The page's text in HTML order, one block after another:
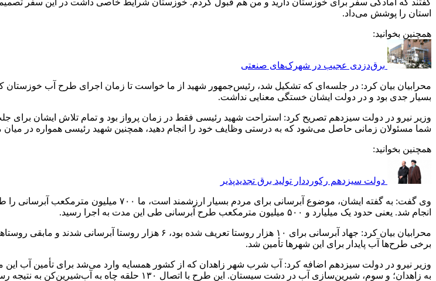
استان را پوشش می‌داد.
همچنین بخوانید:
برق‌دزدی عجیب در شهرک‌های صنعتی
محرابیان بیان کرد: در جلسه‌ای که تشکیل شد، رئیس‌جمهور شهید از ما خواست تا زمان اجرای طرح آب خوزستان
بسیار جدی بود و در دولت ایشان خستگی معنایی نداشت.
وزیر نیرو در دولت سیزدهم تصریح کرد: استراحت شهید رئیسی فقط در زمان پرواز بود و تمام تلاش ایشان برای
شما مسئولان زمانی حاصل می‌شود که به درستی وظایف خود را انجام دهید، همچنین شهید رئیسی همواره در میان
همچنین بخوانید:
دولت سیزدهم رکورددار تولید برق تجدیدپذیر
انجام شد. یعنی حدود یک میلیارد و ۵۰۰ میلیون مترمکعب طرح آبرسانی طی این مدت به اجرا رسید.
محرابیان بیان کرد: جهاد آبرسانی برای ۱۰ هزار روستا تعریف
برخی طرح‌ها آب پایدار برای این شهرها تأمین شد.
به زاهدان؛ و سوم، شیرین‌سازی آب در دشت سیستان. این طرح با اتصال ۱۳۰ حلقه چاه به آب‌شیرین‌کن به نتیجه رسید.